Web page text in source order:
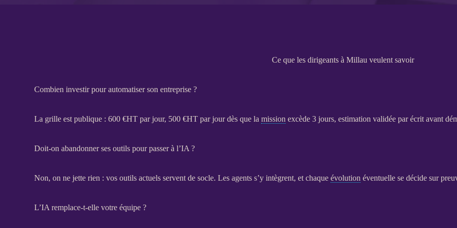
Ce que les dirigeants à Millau veulent savoir
Combien investir pour automatiser son entreprise ?
La grille est publique : 600 €HT par jour, 500 €HT par jour dès que lamission excède 3 jours, estimation validée par écrit avant
Doit-on abandonner ses outils pour passer à l’IA ?
Non, on ne jette rien : vos outils actuels servent de socle. Lesagents s’y intègrent, et chaqueévolution éventuelle se décide sur
L’IA remplace-t-elle votre équipe ?